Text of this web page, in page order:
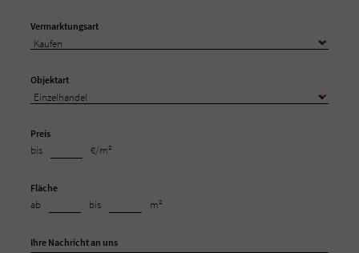
Vermarktungsart
Objektart
Preis
bis €/m²
Fläche
ab bis m²
Ihre Nachricht an uns